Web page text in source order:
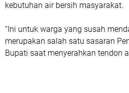
kebutuhan air bersih masyarakat.
“Ini untuk warga yang susah
merupakan salah satu sasaran
Bupati saat menyerahkan tendon